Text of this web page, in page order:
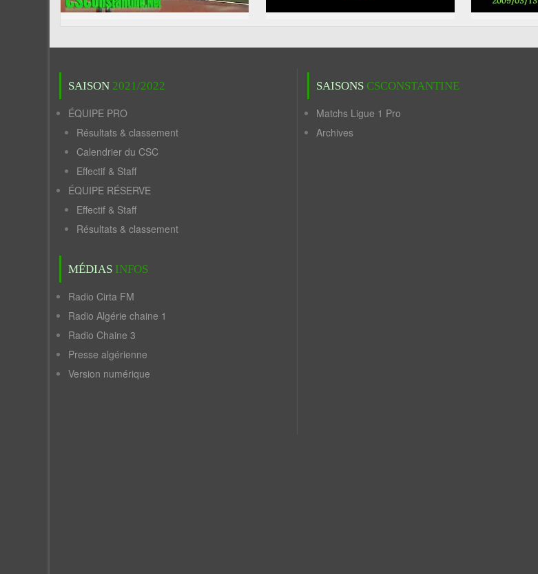
SAISON 2021/2022
ÉQUIPE PRO
Résultats & classement
Calendrier du CSC
Effectif & Staff
ÉQUIPE RÉSERVE
Effectif & Staff
Résultats & classement
MÉDIAS INFOS
Radio Cirta FM
Radio Algérie chaine 1
Radio Chaine 3
Presse algérienne
Version numérique
SAISONS CSCONSTANTINE
Matchs Ligue 1 Pro
Archives